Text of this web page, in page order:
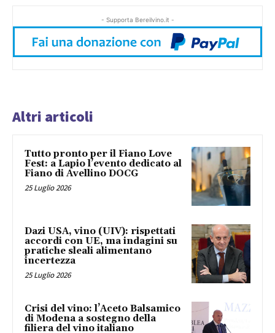
- Supporta Bereilvino.it -
Altri articoli
Tutto pronto per il Fiano Love
Fest: a Lapio l’evento dedicato al
Fiano di Avellino DOCG
25 Luglio 2026
Dazi USA, vino (UIV): rispettati
accordi con UE, ma indagini su
pratiche sleali alimentano
incertezza
25 Luglio 2026
Crisi del vino: l’Aceto Balsamico
di Modena a sostegno della
filiera del vino italiano